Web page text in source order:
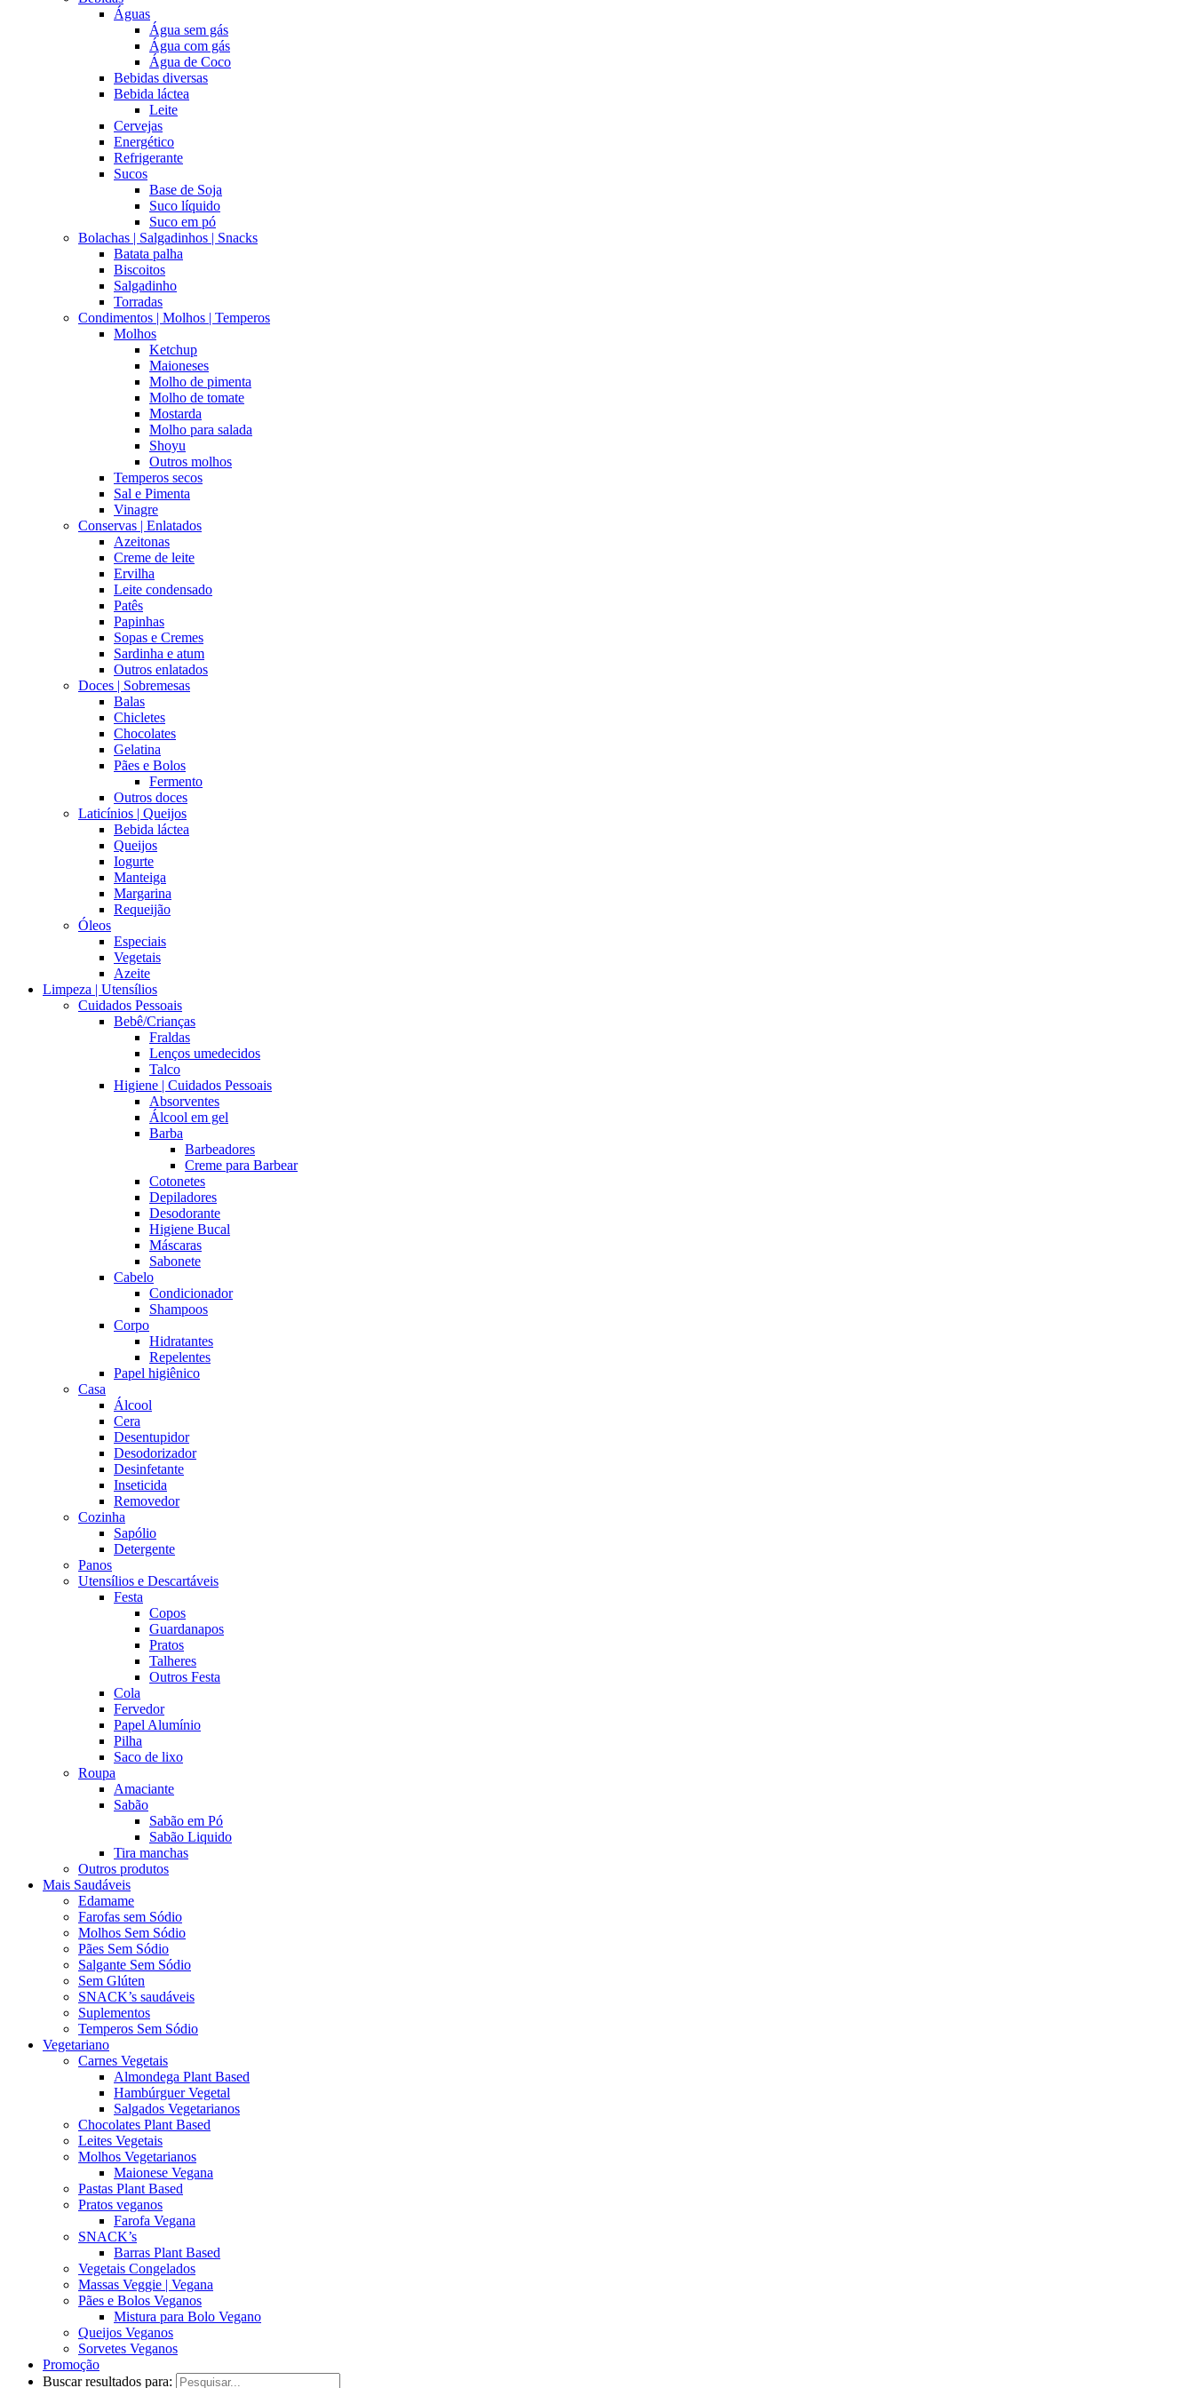
Águas
Água sem gás
Água com gás
Água de Coco
Bebidas diversas
Bebida láctea
Leite
Cervejas
Energético
Refrigerante
Sucos
Base de Soja
Suco líquido
Suco em pó
Bolachas | Salgadinhos | Snacks
Batata palha
Biscoitos
Salgadinho
Torradas
Condimentos | Molhos | Temperos
Molhos
Ketchup
Maioneses
Molho de pimenta
Molho de tomate
Mostarda
Molho para salada
Shoyu
Outros molhos
Temperos secos
Sal e Pimenta
Vinagre
Conservas | Enlatados
Azeitonas
Creme de leite
Ervilha
Leite condensado
Patês
Papinhas
Sopas e Cremes
Sardinha e atum
Outros enlatados
Doces | Sobremesas
Balas
Chicletes
Chocolates
Gelatina
Pães e Bolos
Fermento
Outros doces
Laticínios | Queijos
Bebida láctea
Queijos
Iogurte
Manteiga
Margarina
Requeijão
Óleos
Especiais
Vegetais
Azeite
Limpeza | Utensílios
Cuidados Pessoais
Bebê/Crianças
Fraldas
Lenços umedecidos
Talco
Higiene | Cuidados Pessoais
Absorventes
Álcool em gel
Barba
Barbeadores
Creme para Barbear
Cotonetes
Depiladores
Desodorante
Higiene Bucal
Máscaras
Sabonete
Cabelo
Condicionador
Shampoos
Corpo
Hidratantes
Repelentes
Papel higiênico
Casa
Álcool
Cera
Desentupidor
Desodorizador
Desinfetante
Inseticida
Removedor
Cozinha
Sapólio
Detergente
Panos
Utensílios e Descartáveis
Festa
Copos
Guardanapos
Pratos
Talheres
Outros Festa
Cola
Fervedor
Papel Alumínio
Pilha
Saco de lixo
Roupa
Amaciante
Sabão
Sabão em Pó
Sabão Liquido
Tira manchas
Outros produtos
Mais Saudáveis
Edamame
Farofas sem Sódio
Molhos Sem Sódio
Pães Sem Sódio
Salgante Sem Sódio
Sem Glúten
SNACK’s saudáveis
Suplementos
Temperos Sem Sódio
Vegetariano
Carnes Vegetais
Almondega Plant Based
Hambúrguer Vegetal
Salgados Vegetarianos
Chocolates Plant Based
Leites Vegetais
Molhos Vegetarianos
Maionese Vegana
Pastas Plant Based
Pratos veganos
Farofa Vegana
SNACK’s
Barras Plant Based
Vegetais Congelados
Massas Veggie | Vegana
Pães e Bolos Veganos
Mistura para Bolo Vegano
Queijos Veganos
Sorvetes Veganos
Promoção
Buscar resultados para: